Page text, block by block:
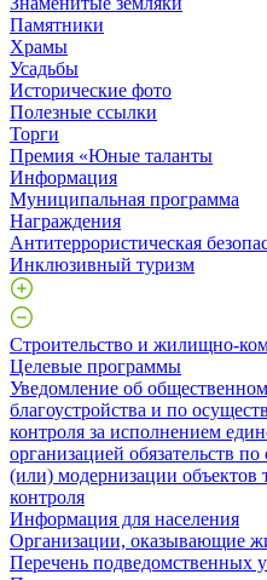
Памятники
Храмы
Усадьбы
Исторические фото
Полезные ссылки
Торги
Премия «Юные таланты
Информация
Муниципальная программа
Награждения
Антитеррористическая
Инклюзивный туризм
Строительство и жилищно-
Целевые программы
Уведомление об
благоустройства и по
контроля за исполнением
организацией обязательств
(или) модернизации
контроля
Информация для населения
Организации, оказывающие
Перечень подведомственных